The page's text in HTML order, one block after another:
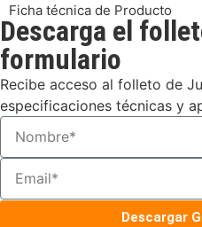
Ficha técnica de Producto
Descarga el
formulario
Recibe acceso al folleto de
especificaciones técnicas y
Descargar